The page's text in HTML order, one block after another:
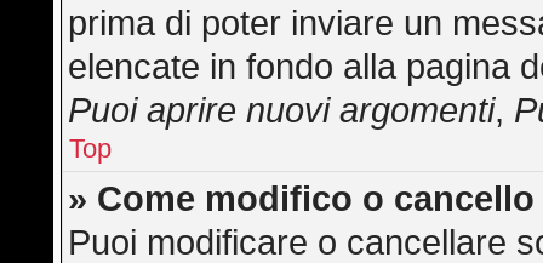
prima di poter inviare un
elencate in fondo alla pagina
Puoi aprire nuovi argomenti,
Top
» Come modifico o
Puoi modificare o cancellare